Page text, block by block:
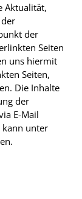
Aktualität,
der
Seiten
uns hiermit
Seiten,
Die Inhalte
der
E-Mail
unter